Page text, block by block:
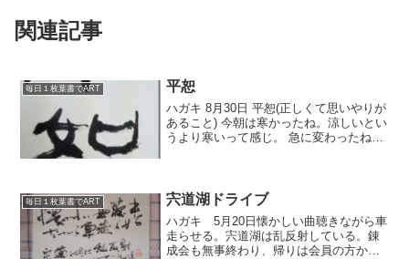
関連記事
毎日１枚葉書でART 平恕
ハガキ 8月30日 平恕(正しくて思いやりが
あること) 今朝は寒かったね。涼しいとい
うより寒いって感じ。 急に変わったね。
な...
毎日１枚葉書でART 宍道湖ドライブ
ハガキ 5月20日懐かしい曲聴きながら車
走らせる。宍道湖は乱反射している。錬
成会も無事終わり、帰りは会員の方から